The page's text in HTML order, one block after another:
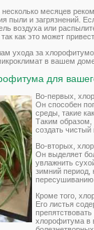
несколько месяцев
пыли и загрязнений.
воздуха или
как это может
ухода за
в вашем
для
Во-первых,
Он способен
среды, такие
Таким
создать
Во-вторых,
Он выделяет
увлажнить
зимний период,
пересушиванию
Кроме того,
Его листья
хлорофитума в